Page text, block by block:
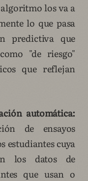
los va a
lo que pasa
predictiva que
"de riesgo"
que reflejan
automática:
de ensayos
estudiantes cuya
los datos de
que usan o